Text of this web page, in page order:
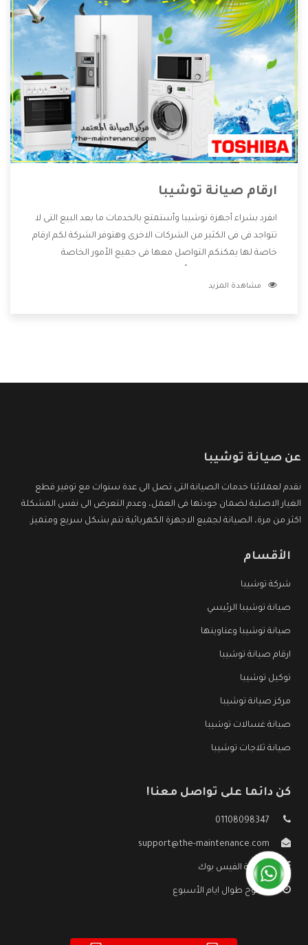
ارقام صيانة توشيبا
انفرد بشراء أجهزة توشيبا وأستمتع بالخدمات ما بعد البيع التى لا
تتواجد فى فى الكثير من الشركات الاخرى وهتوفر الشركة لكم ارقام
خاصة لها يمكنكم التواصل معها فى جميع الأمور الخاصة
من خلال العروض والخصومات التى تتقدم لكم .
مشاهدة المزيد
عن صيانة توشيبا
نقدم لعملائنا خدمات الصيانة التى تصل الى عدة سنوات مع توفير قطع
الغيار الاصلية لضمان جودتها فى العمل، وعدم التعرض الى نفس المشكلة
اكثر من مرة، الصيانة لجميع الاجهزة الكهربائية تتم بشكل سريع ومتميز.
الأقسام
شركة توشيبا
صيانة توشيبا الرئيسي
صيانة توشيبا وعناوينها
ارقام صيانة توشيبا
توكيل توشيبا
مركز صيانة توشيبا
صيانة غسالات توشيبا
صيانة ثلاجات توشيبا
كن دائما على تواصل معنا!
01108098347
support@the-maintenance.com
صفحة الفيس بوك
مفتوح طوال ايام الأسبوع